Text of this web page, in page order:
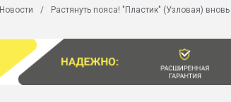
пуансона для
пластика
цвет
Новости Растянуть пояса! "Пластик" (Узловая)